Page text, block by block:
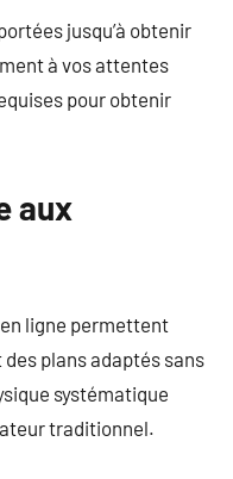
jusqu’à obtenir
à vos attentes
pour obtenir
aux
ligne permettent
plans adaptés sans
systématique
traditionnel.